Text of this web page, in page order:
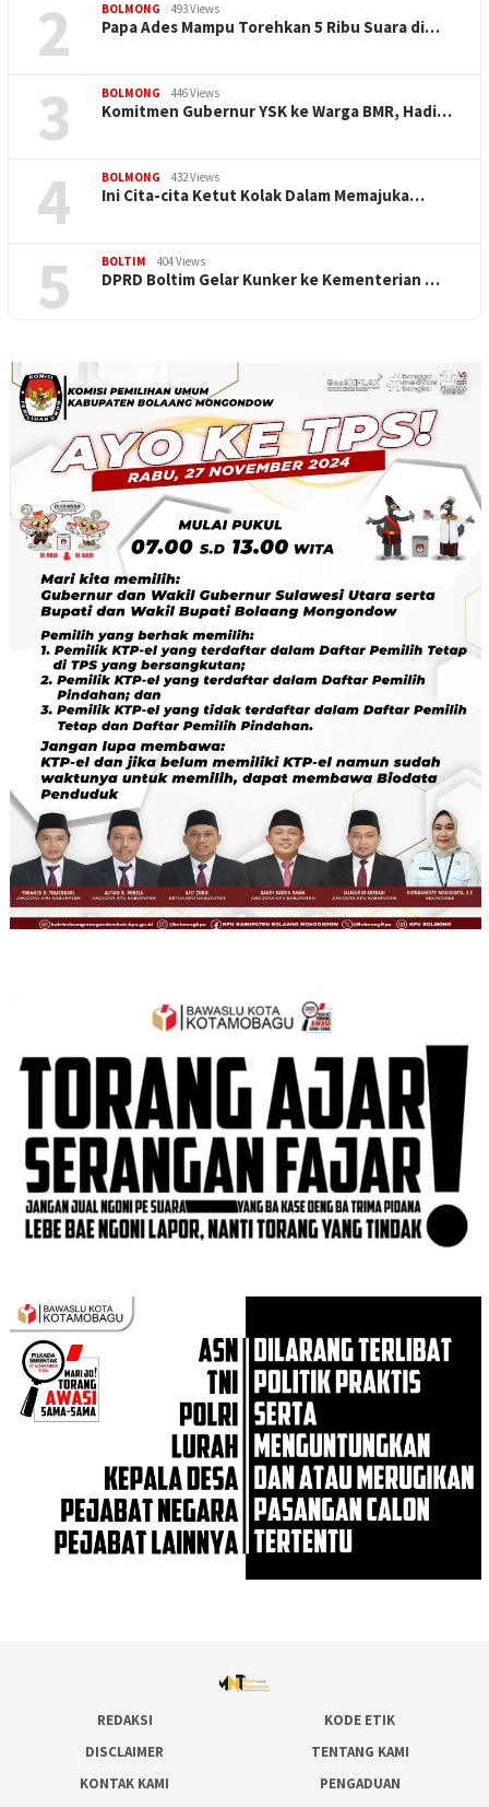
2 BOLMONG 493 Views
Papa Ades Mampu Torehkan 5 Ribu Suara di…
3 BOLMONG 446 Views
Komitmen Gubernur YSK ke Warga BMR, Hadi…
4 BOLMONG 432 Views
Ini Cita-cita Ketut Kolak Dalam Memajuka…
5 BOLTIM 404 Views
DPRD Boltim Gelar Kunker ke Kementerian …
REDAKSI
KODE ETIK
DISCLAIMER
TENTANG KAMI
KONTAK KAMI
PENGADUAN